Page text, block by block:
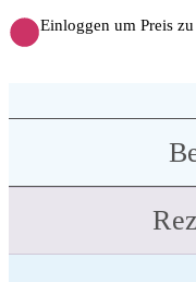
Einloggen um Preis zu